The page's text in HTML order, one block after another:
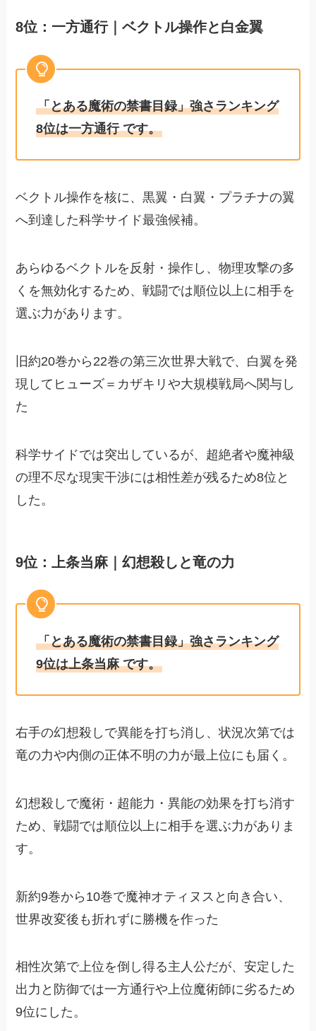
8位：一方通行｜ベクトル操作と白金翼
「とある魔術の禁書目録」強さランキング
8位は一方通行 です。
ベクトル操作を核に、黒翼・白翼・プラチナの翼
へ到達した科学サイド最強候補。
あらゆるベクトルを反射・操作し、物理攻撃の多
くを無効化するため、戦闘では順位以上に相手を
選ぶ力があります。
旧約20巻から22巻の第三次世界大戦で、白翼を発
現してヒューズ＝カザキリや大規模戦局へ関与し
た
科学サイドでは突出しているが、超絶者や魔神級
の理不尽な現実干渉には相性差が残るため8位と
した。
9位：上条当麻｜幻想殺しと竜の力
「とある魔術の禁書目録」強さランキング
9位は上条当麻 です。
右手の幻想殺しで異能を打ち消し、状況次第では
竜の力や内側の正体不明の力が最上位にも届く。
幻想殺しで魔術・超能力・異能の効果を打ち消す
ため、戦闘では順位以上に相手を選ぶ力がありま
す。
新約9巻から10巻で魔神オティヌスと向き合い、
世界改変後も折れずに勝機を作った
相性次第で上位を倒し得る主人公だが、安定した
出力と防御では一方通行や上位魔術師に劣るため
9位にした。